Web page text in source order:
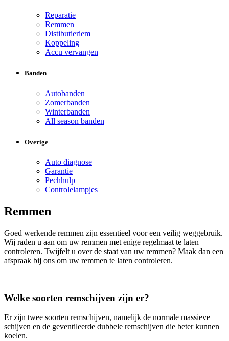
Reparatie
Remmen
Distibutieriem
Koppeling
Accu vervangen
Banden
Autobanden
Zomerbanden
Winterbanden
All season banden
Overige
Auto diagnose
Garantie
Pechhulp
Controlelampjes
Remmen
Goed werkende remmen zijn essentieel voor een veilig weggebruik.
Wij raden u aan om uw remmen met enige regelmaat te laten
controleren. Twijfelt u over de staat van uw remmen? Maak dan een
afspraak bij ons om uw remmen te laten controleren.
Welke soorten remschijven zijn er?
Er zijn twee soorten remschijven, namelijk de normale massieve
schijven en de geventileerde dubbele remschijven die beter kunnen
koelen.